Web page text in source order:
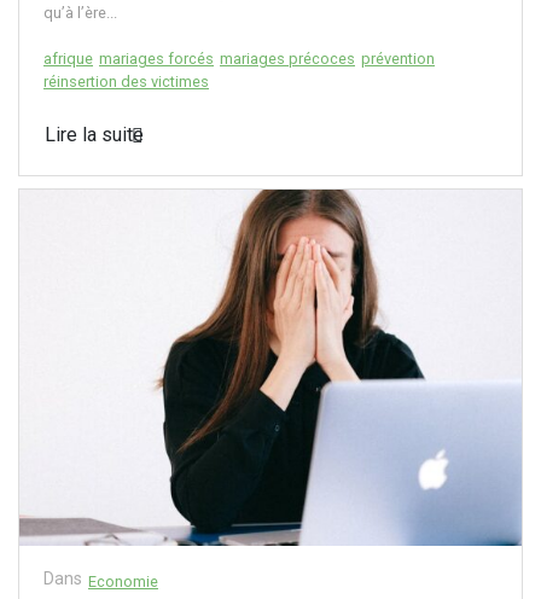
qu’à l’ère...
afrique mariages forcés mariages précoces prévention
réinsertion des victimes
Lire la suite
Dans Economie